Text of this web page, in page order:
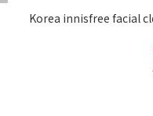
Korea innisfree facial